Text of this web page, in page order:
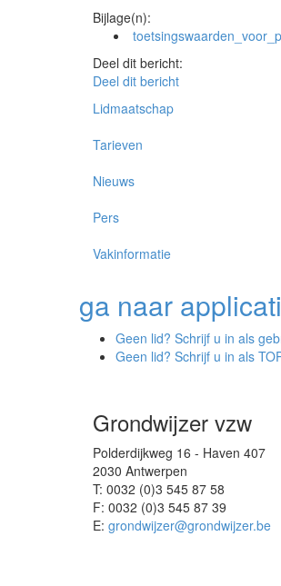
Bijlage(n):
Deel dit bericht:
Deel dit bericht
Lidmaatschap
Tarieven
Nieuws
Pers
Vakinformatie
ga naar
Geen lid? Schrijf u in als
Geen lid? Schrijf u in als
Grondwijzer vzw
Polderdijkweg 16 - Haven 407
2030 Antwerpen
T: 0032 (0)3 545 87 58
F: 0032 (0)3 545 87 39
E: grondwijzer@grondwijzer.be